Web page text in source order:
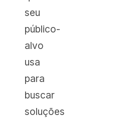
seu
público-
alvo
usa
para
buscar
soluções